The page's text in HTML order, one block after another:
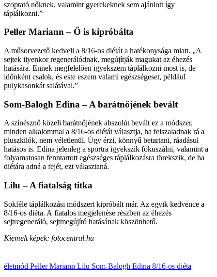
szoptató nőknek, valamint gyerekeknek sem ajánlott így
táplálkozni.”
Peller Mariann – Ő is kipróbálta
A műsorvezető kedveli a 8/16-os diétát a hatékonysága miatt. „A
sejtek ilyenkor regenerálódnak, megújítják magukat az éhezés
hatására. Ennek megfelelően igyekszem táplálkozni most is, de
időnként csalok, és este eszem valami egészségeset, például
pulykasonkát salátával.”
Som-Balogh Edina – A barátnőjének bevált
A színésznő közeli barátnőjének abszolút bevált ez a módszer,
minden alkalommal a 8/16-os diétát választja, ha felszaladnak rá a
pluszkilók, nem véletlenül. Úgy érzi, könnyű betartani, ráadásul
hatásos is. Edina jelenleg a sportra igyekszik fókuszálni, valamint a
folyamatosan fenntartott egészséges táplálkozásra törekszik, de ha
diétára adná a fejét, ezt választaná.
Lilu – A fiatalság titka
Sokféle táplálkozási módszert kipróbált már. Az egyik kedvence a
8/16-os diéta. A fiatalos megjelenése részben az éhezés
sejtregeneráló, sejtmegújító hatásának köszön­hető.
Kiemelt képek: fotocentral.hu
életmód Peller Mariann Lilu Som-Balogh Edina 8/16-os diéta